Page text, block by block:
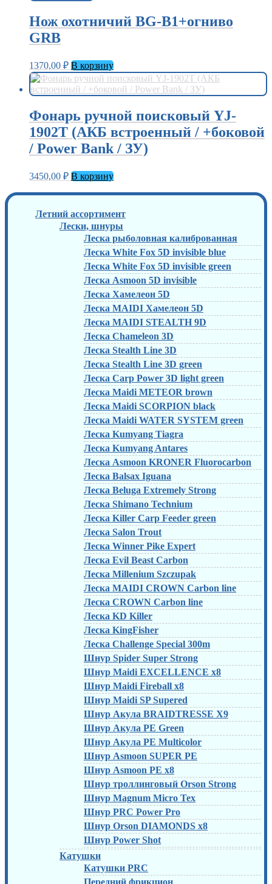
Нож охотничий BG-B1+огниво
GRB
1370,00 ₽ В корзину
Фонарь ручной поисковый YJ-
1902T (АКБ встроенный / +боковой
/ Power Bank / ЗУ)
3450,00 ₽ В корзину
Летний ассортимент
Лески, шнуры
Леска рыболовная калиброванная
Леска White Fox 5D invisible blue
Леска White Fox 5D invisible green
Леска Asmoon 5D invisible
Леска Хамелеон 5D
Леска MAIDI Хамелеон 5D
Леска MAIDI STEALTH 9D
Леска Chameleon 3D
Леска Stealth Line 3D
Леска Stealth Line 3D green
Леска Carp Power 3D light green
Леска Maidi METEOR brown
Леска Maidi SCORPION black
Леска Maidi WATER SYSTEM green
Леска Kumyang Tiagra
Леска Kumyang Antares
Леска Asmoon KRONER Fluorocarbon
Леска Balsax Iguana
Леска Beluga Extremely Strong
Леска Shimano Technium
Леска Killer Carp Feeder green
Леска Salon Trout
Леска Winner Pike Expert
Леска Evil Beast Carbon
Леска Millenium Szczupak
Леска MAIDI CROWN Carbon line
Леска CROWN Carbon line
Леска KD Killer
Леска KingFisher
Леска Challenge Special 300m
Шнур Spider Super Strong
Шнур Maidi EXCELLENCE x8
Шнур Maidi Fireball x8
Шнур Maidi SP Supered
Шнур Акула BRAIDTRESSE X9
Шнур Акула PE Green
Шнур Акула PE Multicolor
Шнур Asmoon SUPER PE
Шнур Asmoon PE x8
Шнур троллинговый Orson Strong
Шнур Magnum Micro Tex
Шнур PRC Power Pro
Шнур Orson DIAMONDS x8
Шнур Power Shot
Катушки
Катушки PRC